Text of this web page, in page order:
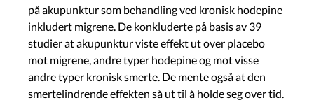
på akupunktur som behandling ved kronisk hodepine
inkludert migrene. De konkluderte på basis av 39
studier at akupunktur viste effekt ut over placebo
mot migrene, andre typer hodepine og mot visse
andre typer kronisk smerte. De mente også at den
smertelindrende effekten så ut til å holde seg over tid.